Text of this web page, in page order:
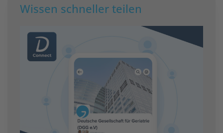
Wissen schneller teilen